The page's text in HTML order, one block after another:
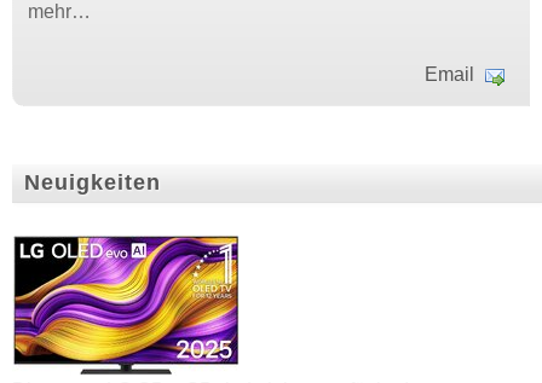
mehr…
Email
Neuigkeiten